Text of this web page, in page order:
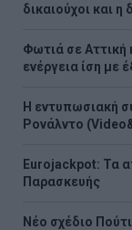
δικαιούχοι και η
Φωτιά σε
ενέργεια ίση με
H εντυπωσιακή
Ρονάλντο
Eurojackpot: Τα
Παρασκευής
Νέο σχέδιο